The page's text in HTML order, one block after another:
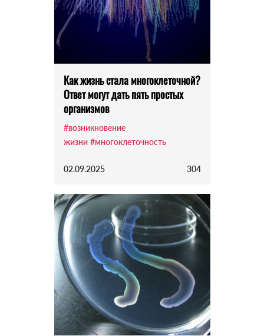
Как жизнь стала многоклеточной?
Ответ могут дать пять простых
организмов
#возникновение
жизни #многоклеточность
02.09.2025 304